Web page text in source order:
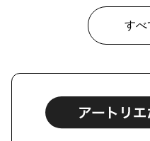
すべ